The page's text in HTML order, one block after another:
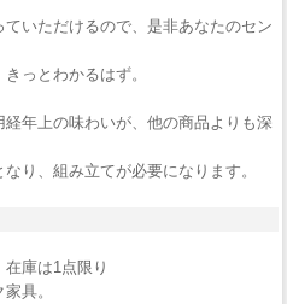
いただけるので、是非あなたのセン
っとわかるはず。
年上の味わいが、他の商品よりも深
り、組み立てが必要になります。
在庫は1点限り
具。